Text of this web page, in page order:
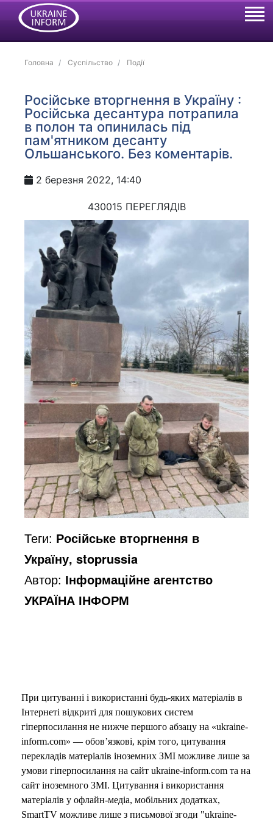
Головна Суспільство Події
Російське вторгнення в Україну :
Російська десантура потрапила
в полон та опинилась під
пам'ятником десанту
Ольшанського. Без коментарів.
2 березня 2022, 14:40
430015 ПЕРЕГЛЯДІВ
Теги: Російське вторгнення в
Україну, stoprussia
Автор: Інформаційне агентство
УКРАЇНА ІНФОРМ
При цитуванні і використанні будь-яких матеріалів в
Інтернеті відкриті для пошукових систем
гіперпосилання не нижче першого абзацу на «ukraine-
inform.com» — обов’язкові, крім того, цитування
перекладів матеріалів іноземних ЗМІ можливе лише за
умови гіперпосилання на сайт ukraine-inform.com та на
сайт іноземного ЗМІ. Цитування і використання
матеріалів у офлайн-медіа, мобільних додатках,
SmartTV можливе лише з письмової згоди "ukraine-